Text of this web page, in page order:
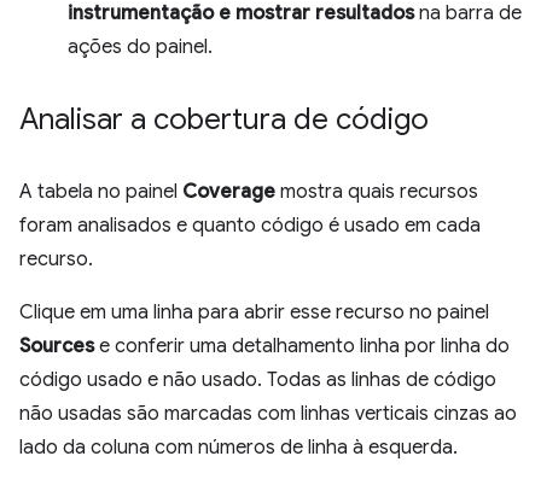
instrumentação e mostrar resultadosna barra de
ações do painel.
Analisar a cobertura de código
A tabela no painel Coverage mostra quais recursos
foram analisados e quanto código é usado em cada
recurso.
Clique em uma linha para abrir esse recurso no painel
Sourcese conferir uma detalhamento linha por linha do
código usado e não usado. Todas as linhas de código
não usadas são marcadas com linhas verticais cinzas ao
lado da coluna com números de linha à esquerda.